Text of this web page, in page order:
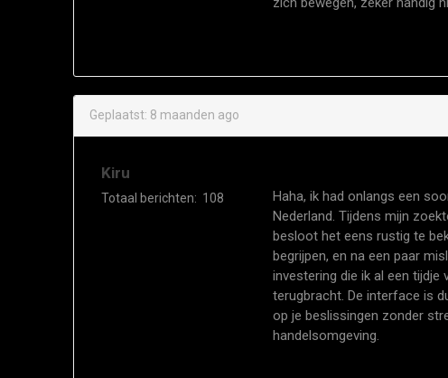
Geplaatst: 8 maanden ago
Kiru
Totaal berichten: 108
Haha, ik had onlangs een
Nederland. Tijdens mijn
besloot het eens rustig te
begrijpen, en na een paar
investering die ik al een tijdje
terugbracht. De interface is
op je beslissingen zonder
handelsomgeving.